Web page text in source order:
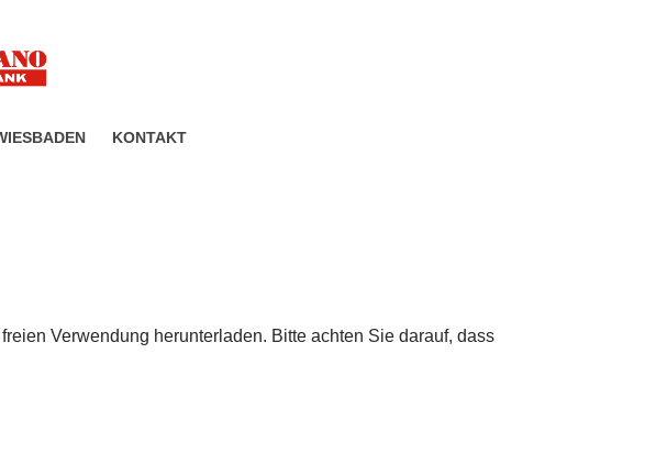
KONTAKT
Verwendung herunterladen. Bitte achten Sie darauf, dass